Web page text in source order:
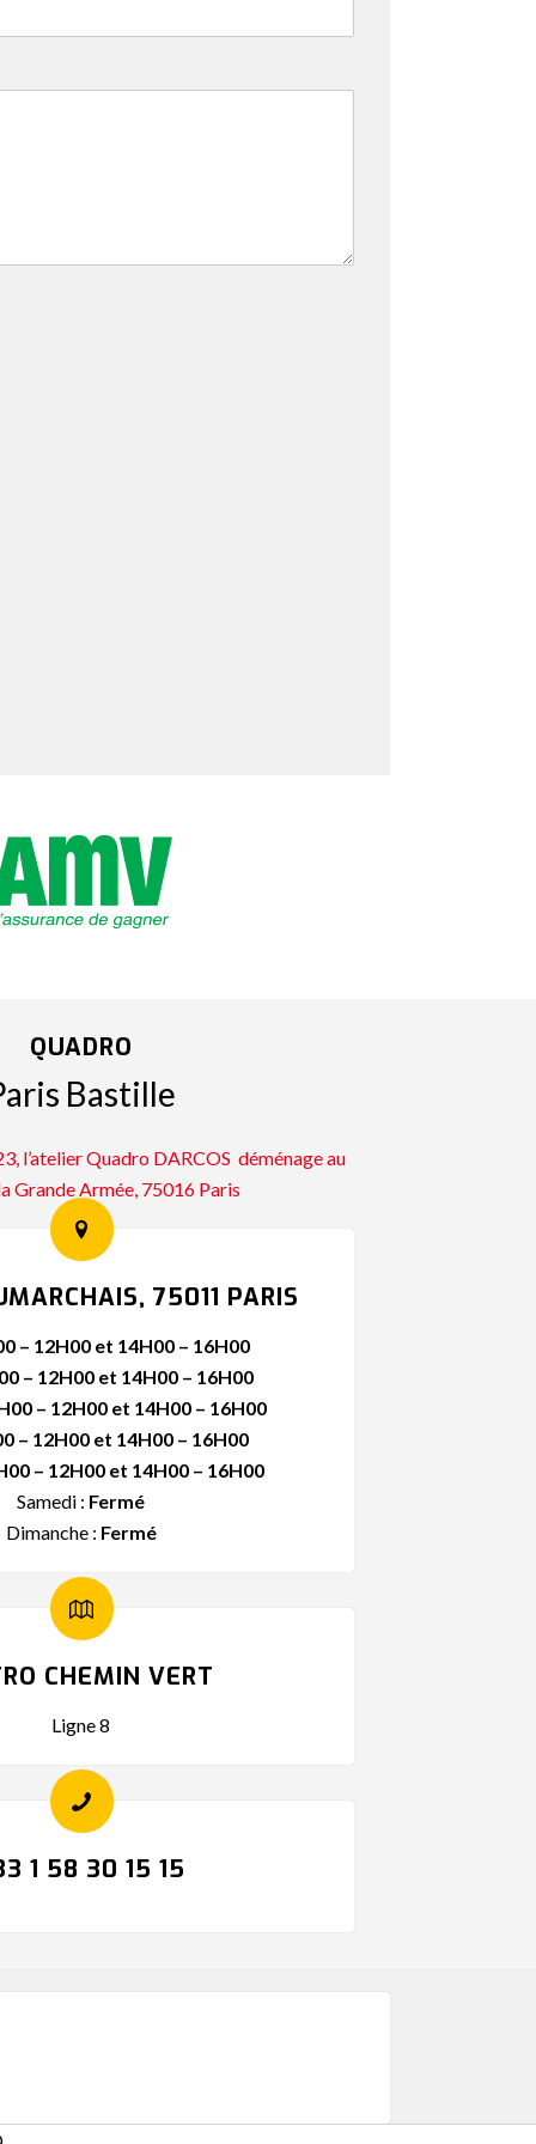
QUADRO
Bastille
l’atelier Quadro DARCOS déménage au
Grande Armée, 75016 Paris
75011 PARIS
– 12H00 et 14H00 – 16H00
– 12H00 et 14H00 – 16H00
– 12H00 et 14H00 – 16H00
– 12H00 et 14H00 – 16H00
– 12H00 et 14H00 – 16H00
Samedi : Fermé
Dimanche : Fermé
CHEMIN VERT
Ligne 8
1 58 30 15 15